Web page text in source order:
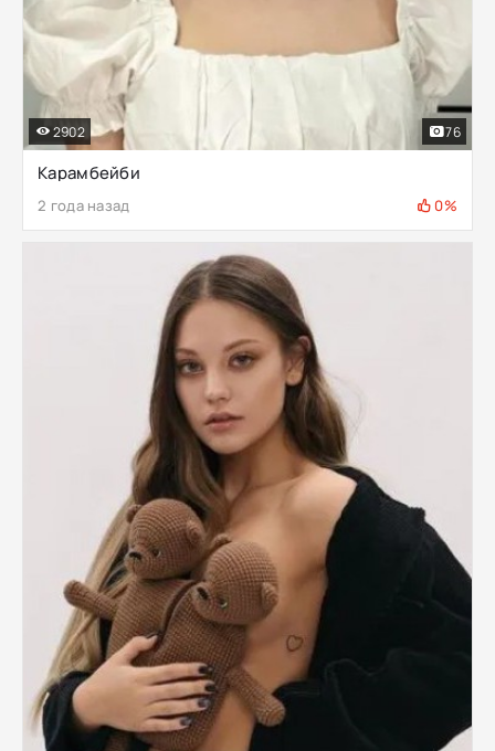
Карамбейби
2 года назад 0%
2902 76